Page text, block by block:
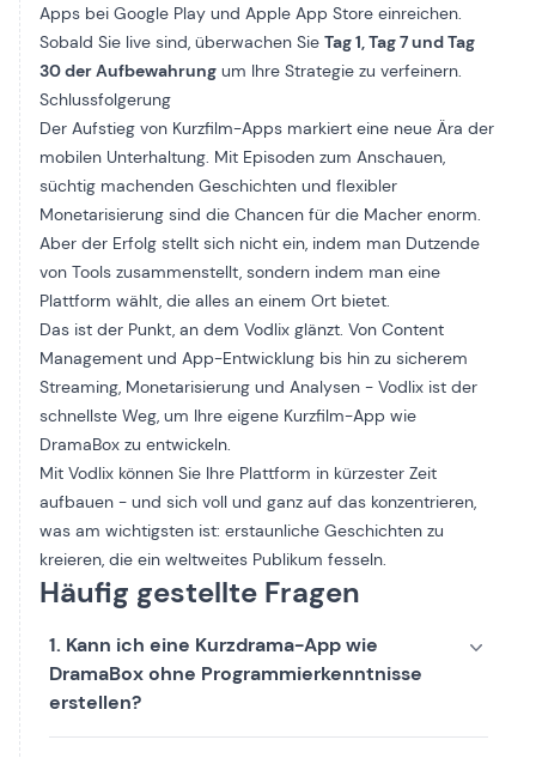
Apps bei Google Play und Apple App Store einreichen.
Sobald Sie live sind, überwachen Sie Tag 1, Tag 7 und Tag
30 der Aufbewahrung um Ihre Strategie zu verfeinern.
Schlussfolgerung
Der Aufstieg von Kurzfilm-Apps markiert eine neue Ära der
mobilen Unterhaltung. Mit Episoden zum Anschauen,
süchtig machenden Geschichten und flexibler
Monetarisierung sind die Chancen für die Macher enorm.
Aber der Erfolg stellt sich nicht ein, indem man Dutzende
von Tools zusammenstellt, sondern indem man eine
Plattform wählt, die alles an einem Ort bietet.
Das ist der Punkt, an dem Vodlix glänzt. Von Content
Management und App-Entwicklung bis hin zu sicherem
Streaming, Monetarisierung und Analysen - Vodlix ist der
schnellste Weg, um Ihre eigene Kurzfilm-App wie
DramaBox zu entwickeln.
Mit Vodlix können Sie Ihre Plattform in kürzester Zeit
aufbauen - und sich voll und ganz auf das konzentrieren,
was am wichtigsten ist: erstaunliche Geschichten zu
kreieren, die ein weltweites Publikum fesseln.
Häufig gestellte Fragen
1. Kann ich eine Kurzdrama-App wie
DramaBox ohne Programmierkenntnisse
erstellen?